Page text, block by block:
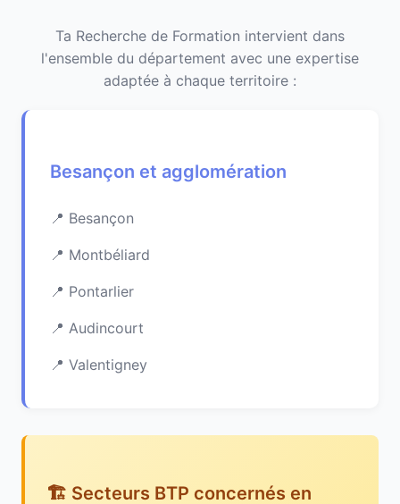
Ta Recherche de Formation intervient dans
l'ensemble du département avec une expertise
adaptée à chaque territoire :
Besançon et agglomération
Besançon
Montbéliard
Pontarlier
Audincourt
Valentigney
🏗️ Secteurs BTP concernés en